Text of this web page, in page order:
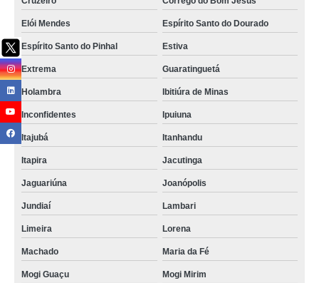
onde vende gravador digital veicular Região Metropolitana de Belo
Horizonte
onde vende gravador digital veicular Região Metropolitana de Belo
Horizonte
mdvr veicular Caeté
quanto custa camera gravadora veicular Aguaí
gravador dvr veicular Higienópolis
gravador digital veicular Porto Alegre
quanto custa gravador de imagens veiculares Caldas
gravador dvr veicular preço Barão de Cocais
Elói Mendes Espírito Santo do Dourado
Espírito Santo do Pinhal Estiva
Extrema Guaratinguetá
Holambra Ibitiúra de Minas
Inconfidentes Ipuiuna
Itajubá Itanhandu
Itapira Jacutinga
Jaguariúna Joanópolis
Jundiaí Lambari
Limeira Lorena
Machado Maria da Fé
Mogi Guaçu Mogi Mirim